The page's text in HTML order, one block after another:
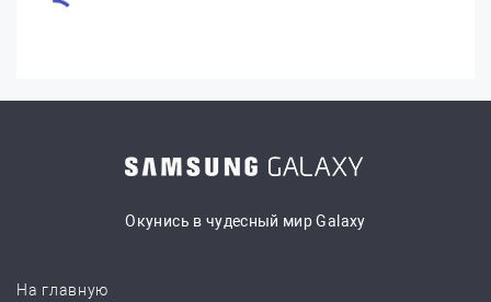
Окунись в чудесный мир Galaxy
На главную